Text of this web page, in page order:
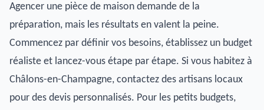
Agencer une pièce de maison demande de la
préparation, mais les résultats en valent la peine.
Commencez par définir vos besoins, établissez un budget
réaliste et lancez-vous étape par étape. Si vous habitez à
Châlons-en-Champagne, contactez des artisans locaux
pour des devis personnalisés. Pour les petits budgets,